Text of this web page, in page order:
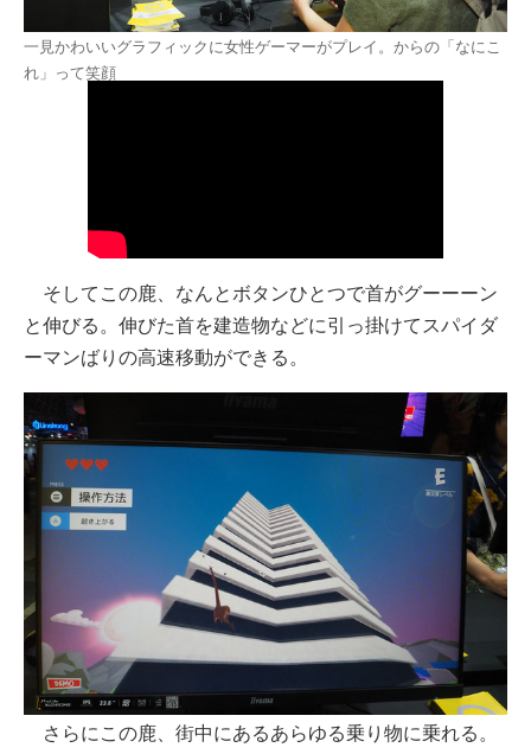
一見かわいいグラフィックに女性ゲーマーがプレイ。からの「なにこ
れ」って笑顔
そしてこの鹿、なんとボタンひとつで首がグーーーン
と伸びる。伸びた首を建造物などに引っ掛けてスパイダ
ーマンばりの高速移動ができる。
さらにこの鹿、街中にあるあらゆる乗り物に乗れる。